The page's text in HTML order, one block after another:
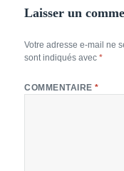
Laisser un
Votre adresse e-mail ne
sont indiqués avec*
COMMENTAIRE*